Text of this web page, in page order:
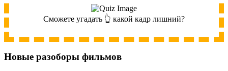
Сможете угадать 👆 какой кадр лишний?
Новые разоборы фильмов